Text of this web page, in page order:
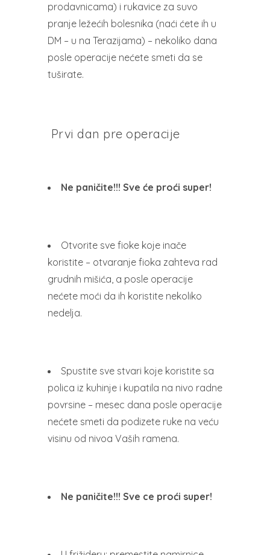
prodavnicama) i rukavice za suvo
pranje ležećih bolesnika (naći ćete ih u
DM – u na Terazijama) – nekoliko dana
posle operacije nećete smeti da se
tuširate.
Prvi dan pre operacije
Ne paničite!!! Sve će proći super!
Otvorite sve fioke koje inače
koristite – otvaranje fioka zahteva rad
grudnih mišića, a posle operacije
nećete moći da ih koristite nekoliko
nedelja.
Spustite sve stvari koje koristite sa
polica iz kuhinje i kupatila na nivo radne
povrsine – mesec dana posle operacije
nećete smeti da podizete ruke na veću
visinu od nivoa Vaših ramena.
Ne paničite!!! Sve ce proći super!